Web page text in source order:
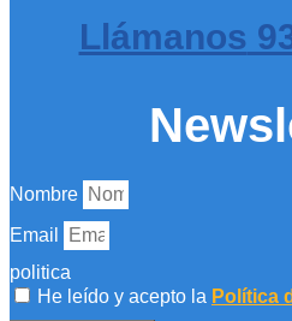
Llámanos
Nombre
Email
politica
He leído y acepto la Política